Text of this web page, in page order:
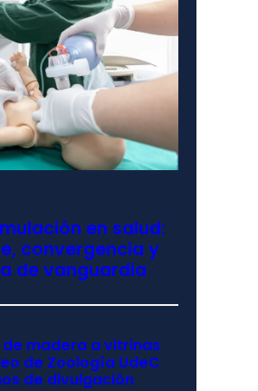
en salud:
convergencia y
de vanguardia
madera a vitrinas
de Zoología UdeC
de divulgación